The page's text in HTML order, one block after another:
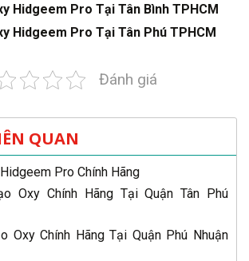
Hidgeem Pro Tại Tân Bình TPHCM
Hidgeem Pro Tại Tân Phú TPHCM
Đánh giá
QUAN
Pro Chính Hãng
Oxy Chính Hãng Tại Quận Tân Phú
Oxy Chính Hãng Tại Quận Phú Nhuận